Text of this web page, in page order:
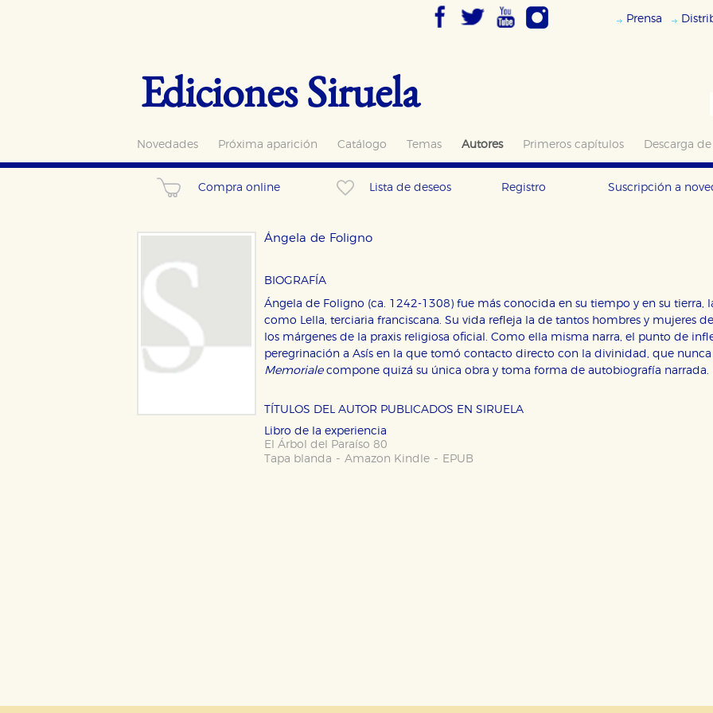
Prensa
Ediciones Siruela
Novedades Próxima aparición Catálogo Temas Autores Primeros capítulos Descarga
Compra online Lista de deseos Registro Suscripción a
Ángela de Foligno
BIOGRAFÍA
Ángela de Foligno (ca. 1242-1308) fue más conocida en su tiempo y en su tierra,
como Lella, terciaria franciscana. Su vida refleja la de tantos hombres y mujeres
los márgenes de la praxis religiosa oficial. Como ella misma narra, el punto de
peregrinación a Asís en la que tomó contacto directo con la divinidad, que nunca
Memorialecompone quizá su única obra y toma forma de autobiografía narrada.
TÍTULOS DEL AUTOR PUBLICADOS EN SIRUELA
Libro de la experiencia
El Árbol del Paraíso 80
Tapa blanda - Amazon Kindle - EPUB
CONFIGURACIÓN DE COOKIES
Cookies necesarias